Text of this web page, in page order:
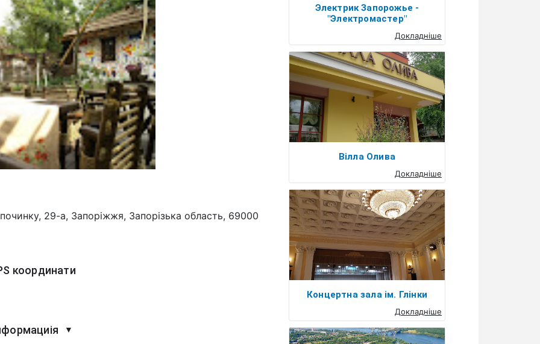
29-а, Запоріжжя, Запорізька область, 69000
координати
▼
Электрик Запорожье -
"Электромастер"
Докладніше
Вілла Олива
Докладніше
Концертна зала ім. Глінки
Докладніше